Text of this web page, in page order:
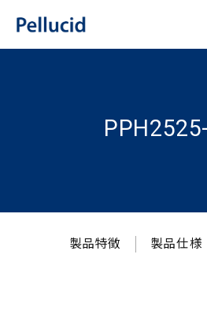
製品特徴 製品仕様